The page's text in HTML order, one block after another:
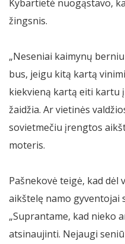
Kybartietė nuogąstavo,
žingsnis.
„Neseniai kaimynų
bus, jeigu kitą kartą
kiekvieną kartą eiti kartu
žaidžia. Ar vietinės
sovietmečiu įrengtos
moteris.
Pašnekovė teigė, kad
aikštelę namo gyventojai
„Suprantame, kad nieko
atsinaujinti. Nejaugi